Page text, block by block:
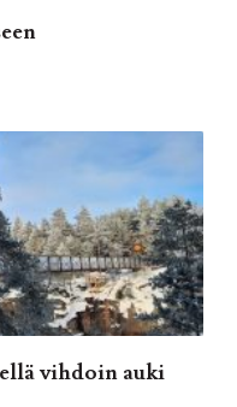
vihdoin auki